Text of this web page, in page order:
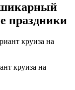
праздники
круиза на